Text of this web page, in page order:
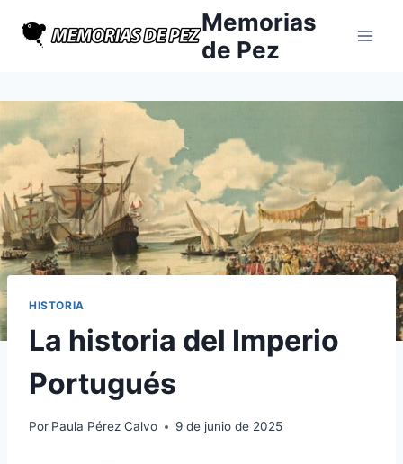
Memorias
de Pez
HISTORIA
La historia del Imperio
Portugués
Por Paula Pérez Calvo 9 de junio de 2025